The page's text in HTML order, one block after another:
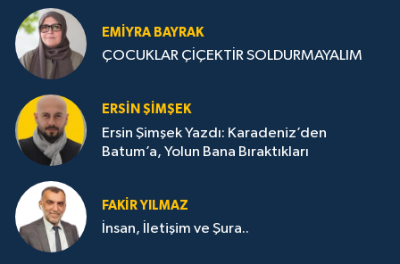
EMIYRA BAYRAK
ÇOCUKLAR ÇİÇEKTİR SOLDURMAYALIM
ERSIN ŞIMŞEK
Ersin Şimşek Yazdı: Karadeniz’den
Batum’a, Yolun Bana Bıraktıkları
FAKIR YILMAZ
İnsan, İletişim ve Şura..